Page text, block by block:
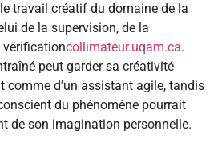
le travail créatif du domaine de la
de la supervision, de la
collimateur.uqam.ca.
peut garder sa créativité
comme d’un assistant agile, tandis
du phénomène pourrait
de son imagination personnelle.